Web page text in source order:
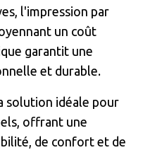
l'impression par
un coût
garantit une
et durable.
solution idéale pour
offrant une
de confort et de